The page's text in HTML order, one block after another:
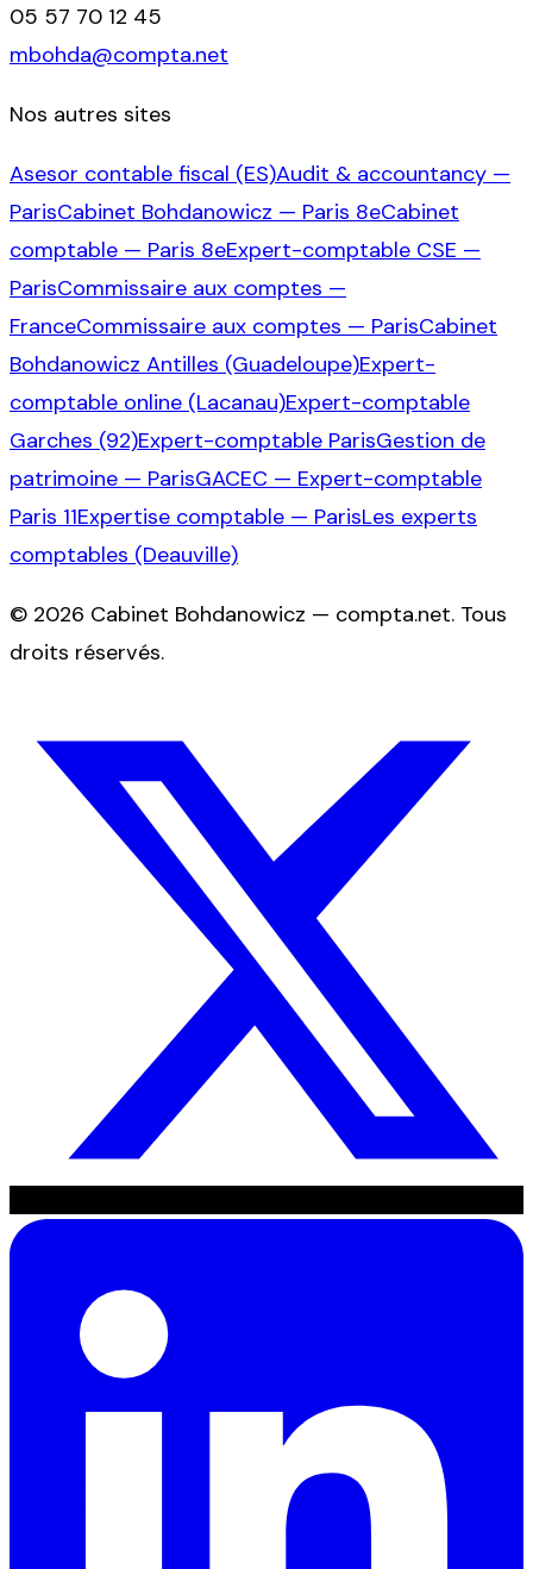
05 57 70 12 45
mbohda@compta.net
Nos autres sites
Asesor contable fiscal (ES)Audit & accountancy —
ParisCabinet Bohdanowicz — Paris 8eCabinet
comptable — Paris 8eExpert-comptable CSE —
ParisCommissaire aux comptes —
FranceCommissaire aux comptes — ParisCabinet
Bohdanowicz Antilles (Guadeloupe)Expert-
comptable online (Lacanau)Expert-comptable
Garches (92)Expert-comptable ParisGestion de
patrimoine — ParisGACEC — Expert-comptable
Paris 11Expertise comptable — ParisLes experts
comptables (Deauville)
© 2026 Cabinet Bohdanowicz — compta.net. Tous
droits réservés.